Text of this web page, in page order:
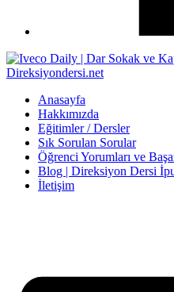
Anasayfa
Hakkımızda
Eğitimler / Dersler
Sık Sorulan Sorular
Öğrenci Yorumları ve
Blog | Direksiyon Dersi
İletişim